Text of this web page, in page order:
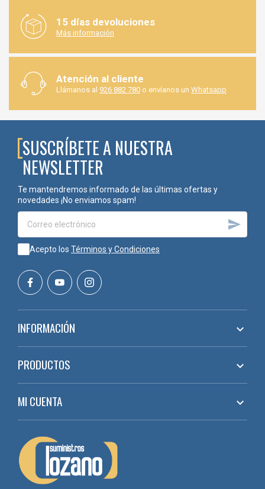
15 días devoluciones
Más información
Atención al cliente
Llámanos al 926 882 780 o envíanos un Whatsapp
SUSCRÍBETE A NUESTRA
NEWSLETTER
Te mantendremos informado de las últimas ofertas y
novedades ¡No enviamos spam!

Acepto los Términos y Condiciones
INFORMACIÓN 
PRODUCTOS 
MI CUENTA 